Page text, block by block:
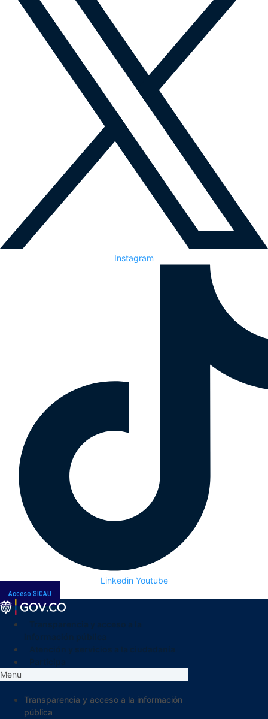
Instagram
Linkedin Youtube
Acceso SICAU
Menu
Transparencia y acceso a la información
pública